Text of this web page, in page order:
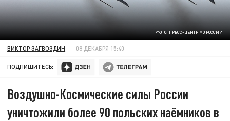
ФОТО: ПРЕСС-ЦЕНТР МО РОССИИ
ВИКТОР ЗАГВОЗДИН 08 ДЕКАБРЯ 15:40
ПОДПИШИТЕСЬ:
Воздушно-Космические силы России
уничтожили более 90 польских наёмников в